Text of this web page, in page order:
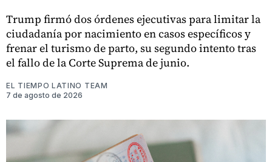
Trump firmó dos órdenes ejecutivas para limitar la
ciudadanía por nacimiento en casos específicos y
frenar el turismo de parto, su segundo intento tras
el fallo de la Corte Suprema de junio.
EL TIEMPO LATINO TEAM
7 de agosto de 2026